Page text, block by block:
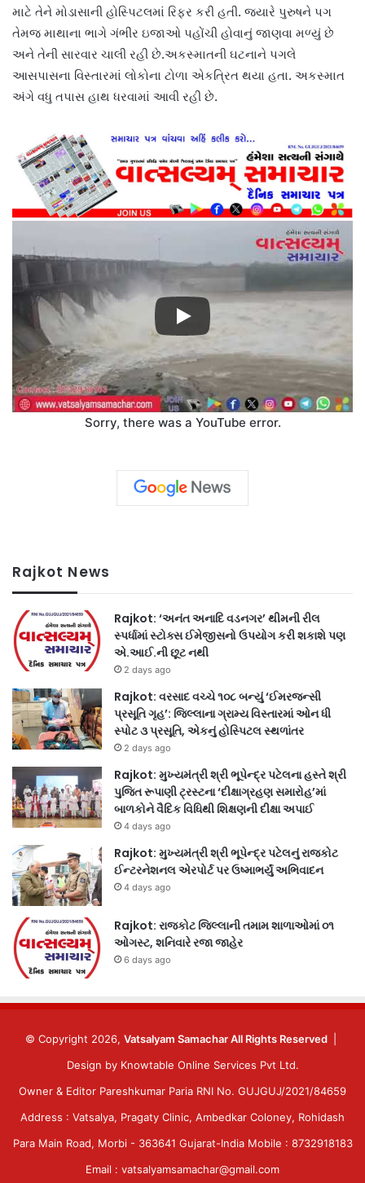
માટે તેને મોડાસાની હોસ્પિટલમાં રિફર કરી હતી. જ્યારે પુરુષને પગ
તેમજ માથાના ભાગે ગંભીર ઇજાઓ પહોંચી હોવાનું જાણવા મળ્યું છે
અને તેની સારવાર ચાલી રહી છે.અકસ્માતની ઘટનાને પગલે
આસપાસના વિસ્તારમાં લોકોના ટોળા એકત્રિત થયા હતા. અકસ્માત
અંગે વધુ તપાસ હાથ ધરવામાં આવી રહી છે.
Sorry, there was a YouTube error.
Rajkot News
Rajkot: ‘અનંત અનાદિ વડનગર’ થીમની રીલ
સ્પર્ધામાં સ્ટોક્સ ઈમેજીસનો ઉપયોગ કરી શકાશે પણ
એ.આઈ.ની છૂટ નથી
2 days ago
Rajkot: વરસાદ વચ્ચે ૧૦૮ બન્યું ‘ઈમરજન્સી
પ્રસૂતિ ગૃહ’: જિલ્લાના ગ્રામ્ય વિસ્તારમાં ઓન ધી
સ્પોટ ૩ પ્રસૂતિ, એકનું હોસ્પિટલ સ્થળાંતર
2 days ago
Rajkot: મુખ્યમંત્રી શ્રી ભૂપેન્દ્ર પટેલના હસ્તે શ્રી
પુજિત રૂપાણી ટ્રસ્ટના ‘દીક્ષાગ્રહણ સમારોહ’માં
બાળકોને વૈદિક વિધિથી શિક્ષણની દીક્ષા અપાઈ
4 days ago
Rajkot: મુખ્યમંત્રી શ્રી ભૂપેન્દ્ર પટેલનું રાજકોટ
ઈન્ટરનેશનલ એરપોર્ટ પર ઉષ્માભર્યું અભિવાદન
4 days ago
Rajkot: રાજકોટ જિલ્લાની તમામ શાળાઓમાં ૦૧
ઓગસ્ટ, શનિવારે રજા જાહેર
6 days ago
© Copyright 2026, Vatsalyam Samachar All Rights Reserved
Design by Knowtable Online Services Pvt Ltd.
Owner & Editor Pareshkumar Paria RNI No. GUJGUJ/2021/84659
Address : Vatsalya, Pragaty Clinic, Ambedkar Coloney, Rohidash
Para Main Road, Morbi - 363641 Gujarat-India Mobile : 8732918183
Email : vatsalyamsamachar@gmail.com